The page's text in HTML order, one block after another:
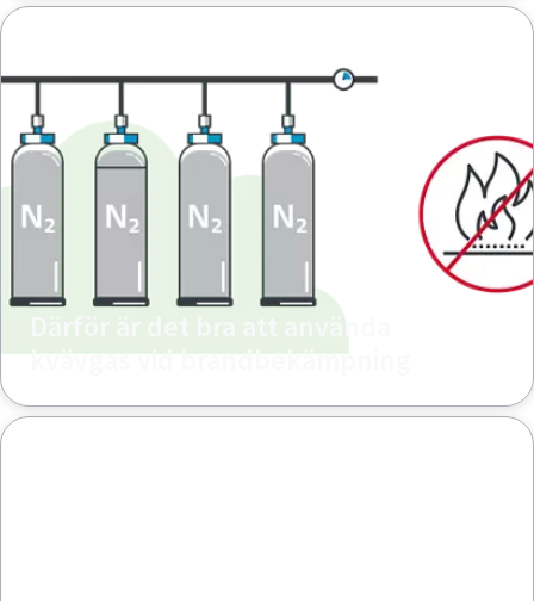
Därför är det bra att använda
kvävgas vid brandbekämpning